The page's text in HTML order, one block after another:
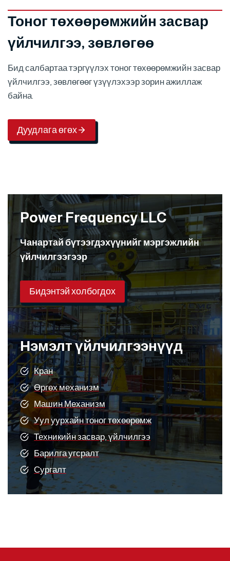
Тоног төхөөрөмжийн засвар
үйлчилгээ, зөвлөгөө
Бид салбартаа тэргүүлэх тоног төхөөрөмжийн засвар
үйлчилгээ, зөвлөгөөг үзүүлэхээр зорин ажиллаж
байна.
Дуудлага өгөх
Power Frequency LLC
Чанартай бүтээгдэхүүнийг мэргэжлийн
үйлчилгээгээр
Бидэнтэй холбогдох
Нэмэлт үйлчилгээнүүд
Кран
Өргөх механизм
Машин Механизм
Уул уурхайн тоног төхөөрөмж
Техникийн засвар, үйлчилгээ
Барилга угсралт
Сургалт